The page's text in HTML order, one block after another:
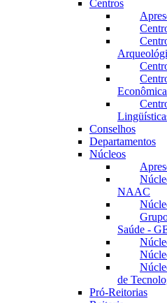
Centros
Conselhos
Departamentos
Núcleos
NAAC
Saúde -
de
Pró-Reitorias